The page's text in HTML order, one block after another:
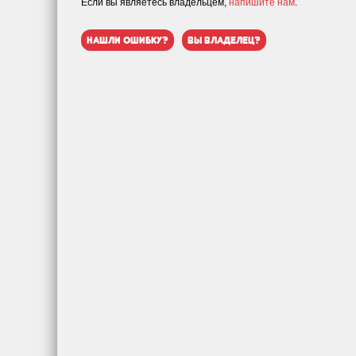
Если вы являетесь владельцем, напишите нам.
нашли ошибку? вы владелец?